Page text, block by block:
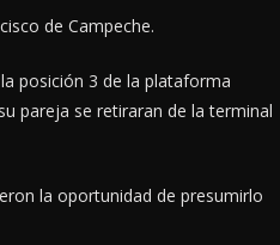
de Campeche.
posición 3 de la plataforma
pareja se retiraran de la terminal
la oportunidad de presumirlo